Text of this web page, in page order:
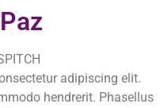
adipiscing elit.
hendrerit. Phasellus